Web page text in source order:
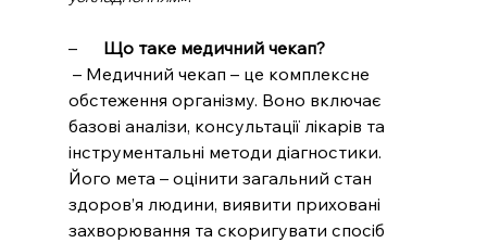
– Що таке медичний чекап?
– Медичний чекап – це комплексне
обстеження організму. Воно включає
базові аналізи, консультації лікарів та
інструментальні методи діагностики.
Його мета – оцінити загальний стан
здоров’я людини, виявити приховані
захворювання та скоригувати спосіб